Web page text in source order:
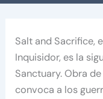
Salt and Sacrifice,
Inquisidor, es la
Sanctuary. Obra de
convoca a los